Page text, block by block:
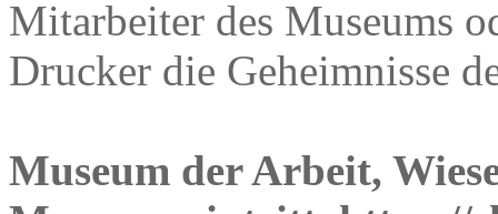
Mitarbeiter des Museums
Drucker die Geheimnisse
Museum der Arbeit,